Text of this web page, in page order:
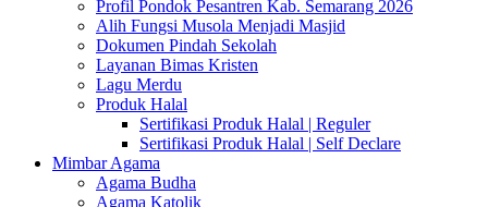
Profil Pondok Pesantren Kab. Semarang 2026
Alih Fungsi Musola Menjadi Masjid
Dokumen Pindah Sekolah
Layanan Bimas Kristen
Lagu Merdu
Produk Halal
Sertifikasi Produk Halal | Reguler
Sertifikasi Produk Halal | Self Declare
Mimbar Agama
Agama Budha
Agama Katolik